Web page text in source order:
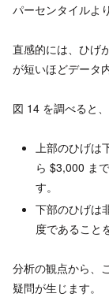
パーセンタイルよ
直感的には、ひげ
が短いほどデータ
図 14 を調べると
上部のひげ
ら $3,000 ま
す。
下部のひげは
度であること
分析の観点から、
疑問が生じます。